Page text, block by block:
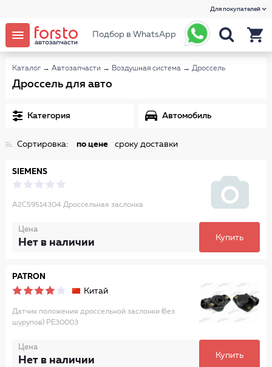
Для покупателей
Подбор в WhatsApp
Каталог → Автозапчасти → Воздушная система → Дроссель
Дроссель для авто
Категория Автомобиль
Сортировка: по цене сроку доставки
SIEMENS
A2C59514304 Дроссельная заслонка
Цена
Нет в наличии Купить
PATRON
Китай
Датчик положения дроссельной заслонки (без
шурупов) PE30003
Цена
Нет в наличии Купить